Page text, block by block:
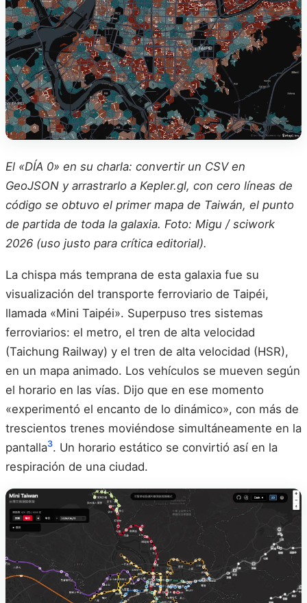
El «DÍA 0» en su charla: convertir un CSV en
GeoJSON y arrastrarlo a Kepler.gl, con cero líneas de
código se obtuvo el primer mapa de Taiwán, el punto
de partida de toda la galaxia. Foto: Migu / sciwork
2026 (uso justo para crítica editorial).
La chispa más temprana de esta galaxia fue su
visualización del transporte ferroviario de Taipéi,
llamada «Mini Taipéi». Superpuso tres sistemas
ferroviarios: el metro, el tren de alta velocidad
(Taichung Railway) y el tren de alta velocidad (HSR),
en un mapa animado. Los vehículos se mueven según
el horario en las vías. Dijo que en ese momento
«experimentó el encanto de lo dinámico», con más de
trescientos trenes moviéndose simultáneamente en la
pantalla3. Un horario estático se convirtió así en la
respiración de una ciudad.